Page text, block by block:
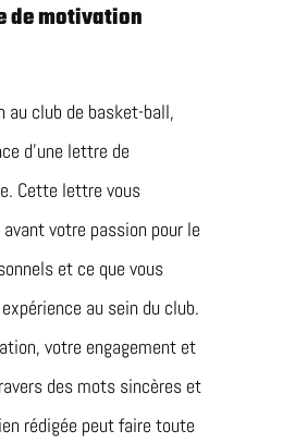
de motivation
au club de basket-ball,
d’une lettre de
Cette lettre vous
votre passion pour le
et ce que vous
au sein du club.
votre engagement et
des mots sincères et
rédigée peut faire toute